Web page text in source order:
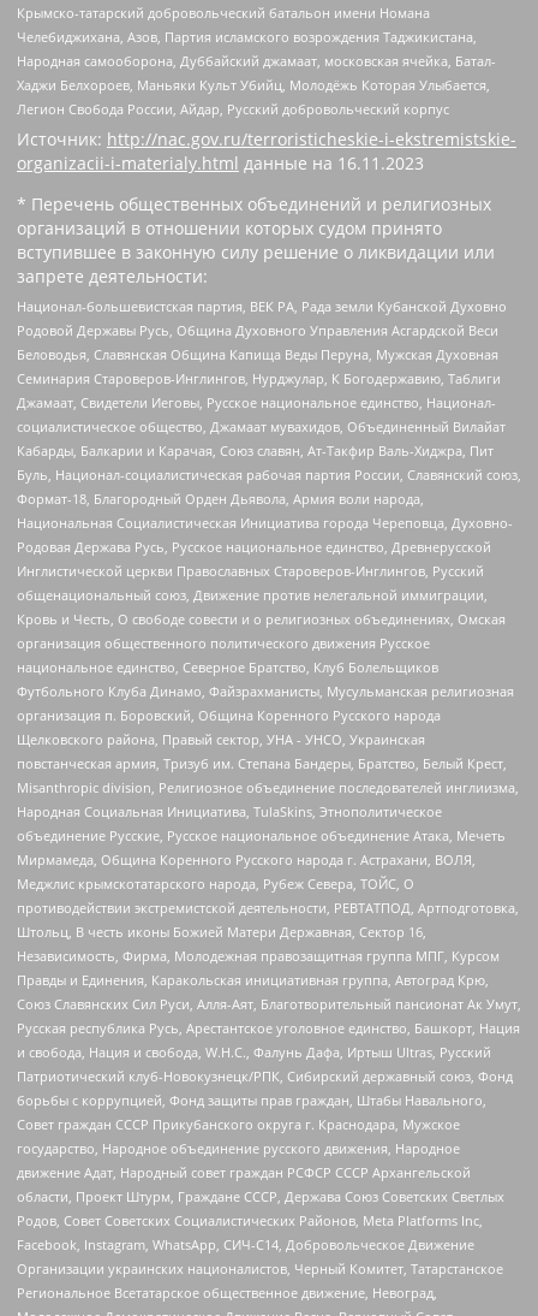
Крымско-татарский добровольческий батальон имени Номана
Челебиджихана, Азов, Партия исламского возрождения Таджикистана,
Народная самооборона, Дуббайский джамаат, московская ячейка, Батал-
Хаджи Белхороев, Маньяки Культ Убийц, Молодёжь Которая Улыбается,
Легион Свобода России, Айдар, Русский добровольческий корпус
Источник: http://nac.gov.ru/terroristicheskie-i-ekstremistskie-
organizacii-i-materialy.html данные на 16.11.2023
* Перечень общественных объединений и религиозных
организаций в отношении которых судом принято
вступившее в законную силу решение о ликвидации или
запрете деятельности:
Национал-большевистская партия, ВЕК РА, Рада земли Кубанской Духовно
Родовой Державы Русь, Община Духовного Управления Асгардской Веси
Беловодья, Славянская Община Капища Веды Перуна, Мужская Духовная
Семинария Староверов-Инглингов, Нурджулар, К Богодержавию, Таблиги
Джамаат, Свидетели Иеговы, Русское национальное единство, Национал-
социалистическое общество, Джамаат мувахидов, Объединенный Вилайат
Кабарды, Балкарии и Карачая, Союз славян, Ат-Такфир Валь-Хиджра, Пит
Буль, Национал-социалистическая рабочая партия России, Славянский союз,
Формат-18, Благородный Орден Дьявола, Армия воли народа,
Национальная Социалистическая Инициатива города Череповца, Духовно-
Родовая Держава Русь, Русское национальное единство, Древнерусской
Инглистической церкви Православных Староверов-Инглингов, Русский
общенациональный союз, Движение против нелегальной иммиграции,
Кровь и Честь, О свободе совести и о религиозных объединениях, Омская
организация общественного политического движения Русское
национальное единство, Северное Братство, Клуб Болельщиков
Футбольного Клуба Динамо, Файзрахманисты, Мусульманская религиозная
организация п. Боровский, Община Коренного Русского народа
Щелковского района, Правый сектор, УНА - УНСО, Украинская
повстанческая армия, Тризуб им. Степана Бандеры, Братство, Белый Крест,
Misanthropic division, Религиозное объединение последователей инглиизма,
Народная Социальная Инициатива, TulaSkins, Этнополитическое
объединение Русские, Русское национальное объединение Атака, Мечеть
Мирмамеда, Община Коренного Русского народа г. Астрахани, ВОЛЯ,
Меджлис крымскотатарского народа, Рубеж Севера, ТОЙС, О
противодействии экстремистской деятельности, РЕВТАТПОД, Артподготовка,
Штольц, В честь иконы Божией Матери Державная, Сектор 16,
Независимость, Фирма, Молодежная правозащитная группа МПГ, Курсом
Правды и Единения, Каракольская инициативная группа, Автоград Крю,
Союз Славянских Сил Руси, Алля-Аят, Благотворительный пансионат Ак Умут,
Русская республика Русь, Арестантское уголовное единство, Башкорт, Нация
и свобода, Нация и свобода, W.H.С., Фалунь Дафа, Иртыш Ultras, Русский
Патриотический клуб-Новокузнецк/РПК, Сибирский державный союз, Фонд
борьбы с коррупцией, Фонд защиты прав граждан, Штабы Навального,
Совет граждан СССР Прикубанского округа г. Краснодара, Мужское
государство, Народное объединение русского движения, Народное
движение Адат, Народный совет граждан РСФСР СССР Архангельской
области, Проект Штурм, Граждане СССР, Держава Союз Советских Светлых
Родов, Совет Советских Социалистических Районов, Meta Platforms Inc,
Facebook, Instagram, WhatsApp, СИЧ-С14, Добровольческое Движение
Организации украинских националистов, Черный Комитет, Татарстанское
Региональное Всетатарское общественное движение, Невоград,